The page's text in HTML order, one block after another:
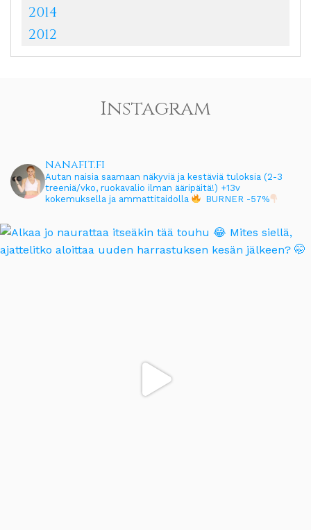
2014
2012
Instagram
nanafit.fi
Autan naisia saamaan näkyviä ja kestäviä tuloksia (2-3
treeniä/vko, ruokavalio ilman ääripäitä!) +13v
kokemuksella ja ammattitaidolla
BURNER -57%